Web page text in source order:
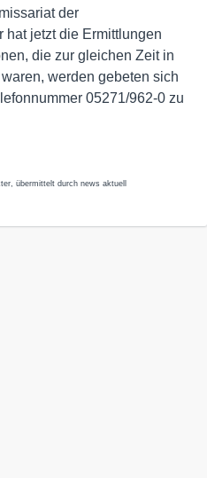
der
hat jetzt die Ermittlungen
die zur gleichen Zeit in
werden gebeten sich
05271/962-0 zu
übermittelt durch news aktuell